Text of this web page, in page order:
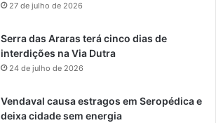
27 de julho de 2026
Serra das Araras terá cinco dias de
interdições na Via Dutra
24 de julho de 2026
Vendaval causa estragos em Seropédica e
deixa cidade sem energia